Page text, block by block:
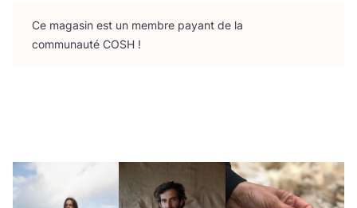
Ce maga­sin est un membre payant de la
com­mu­nau­té COSH !